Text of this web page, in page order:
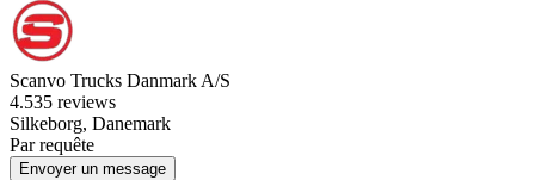
Scanvo Trucks Danmark A/S
4.535 reviews
Silkeborg, Danemark
Par requête
Envoyer un message